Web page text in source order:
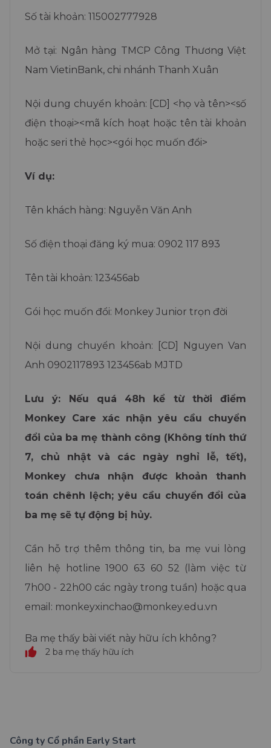
Hết hạn sau 0
Ngày
17
Giờ
08
Phút
18
Giây
Số tài khoản: 115002777928
Mở tại: Ngân hàng TMCP Công Thương Việt
Nam VietinBank, chi nhánh Thanh Xuân
Nội dung chuyển khoản: [CD] <họ và tên><số
điện thoại><mã kích hoạt hoặc tên tài khoản
hoặc seri thẻ học><gói học muốn đổi>
Ví dụ:
Tên khách hàng: Nguyễn Văn Anh
Số điện thoại đăng ký mua: 0902 117 893
Tên tài khoản: 123456ab
Gói học muốn đổi: Monkey Junior trọn đời
Nội dung chuyển khoản: [CD] Nguyen Van
Anh 0902117893 123456ab MJTD
Lưu ý: Nếu quá 48h kể từ thời điểm
Monkey Care xác nhận yêu cầu chuyển
đổi của ba mẹ thành công (Không tính thứ
7, chủ nhật và các ngày nghỉ lễ, tết),
Monkey chưa nhận được khoản thanh
toán chênh lệch; yêu cầu chuyển đổi của
ba mẹ sẽ tự động bị hủy.
Cần hỗ trợ thêm thông tin, ba mẹ vui lòng
liên hệ hotline 1900 63 60 52 (làm việc từ
7h00 - 22h00 các ngày trong tuần) hoặc qua
email: monkeyxinchao@monkey.edu.vn
Ba mẹ thấy bài viết này hữu ích không?
2 ba mẹ thấy hữu ích
Công ty Cổ phần Early Start